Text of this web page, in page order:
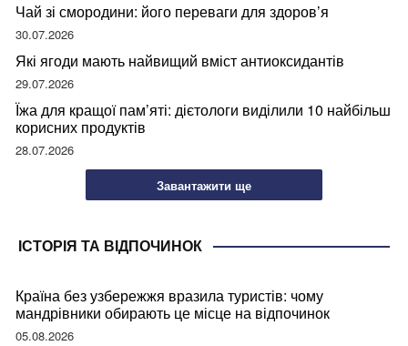
Чай зі смородини: його переваги для здоров’я
30.07.2026
Які ягоди мають найвищий вміст антиоксидантів
29.07.2026
Їжа для кращої пам’яті: дієтологи виділили 10 найбільш
корисних продуктів
28.07.2026
Завантажити ще
ІСТОРІЯ ТА ВІДПОЧИНОК
Країна без узбережжя вразила туристів: чому
мандрівники обирають це місце на відпочинок
05.08.2026